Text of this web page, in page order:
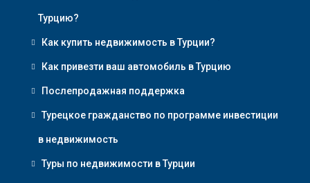
Турцию?
Как купить недвижимость в Турции?
Как привезти ваш автомобиль в Турцию
Послепродажная поддержка
Турецкое гражданство по программе инвестиции
в недвижимость
Туры по недвижимости в Турции